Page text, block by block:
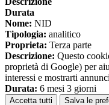
Durata
Nome: NID
Tipologia: analitico
Proprieta: Terza parte
Descrizione: Questo
proprietà di Google) per
interessi e mostrarti
Durata: 6 mesi 3 giorni
Accetta tutti Salva le